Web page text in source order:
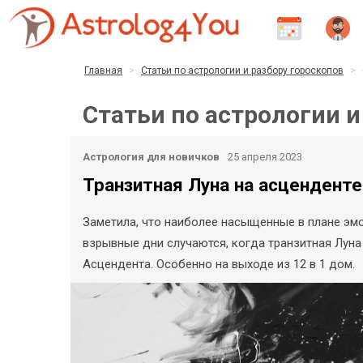
Главная Статьи по астрологии и разбору гороскопов
Статьи по астрологии
Астрология для новичков 25 апреля 2023
Транзитная Луна на
Заметила, что наиболее насыщенные в плане
взрывные дни случаются, когда транзитная
Асцендента. Особенно на выходе из 12 в 1 дом.